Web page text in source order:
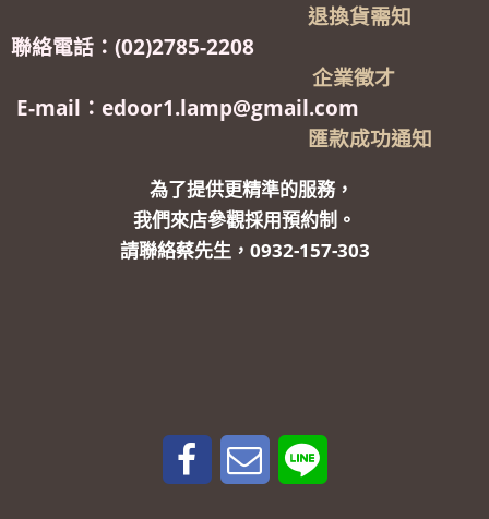
退換貨需知
聯絡電話：(02)2785-2208
企業徵才
E-mail：edoor1.lamp@gmail.com
匯款成功通知
為了提供更精準的服務，
我們來店參觀採用預約制。
請聯絡蔡先生，0932-157-303